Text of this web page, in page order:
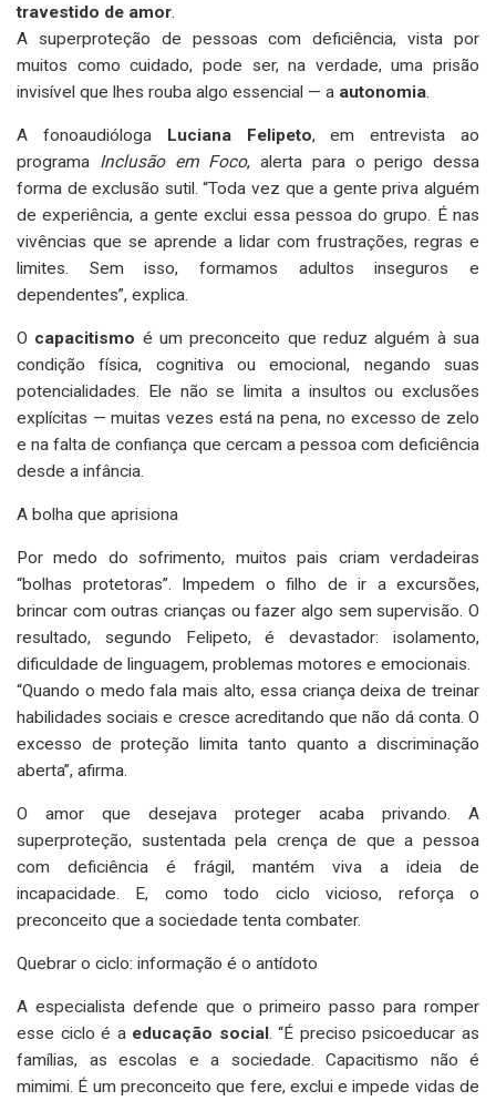
travestido de amor
A superproteção de pessoas com deficiência, vista por
muitos como cuidado, pode ser, na verdade, uma prisão
invisível que lhes rouba algo essencial — a autonomia
A fonoaudióloga Luciana Felipeto, em entrevista ao
programa Inclusão em Foco, alerta para o perigo dessa
forma de exclusão sutil. “Toda vez que a gente priva alguém
de experiência, a gente exclui essa pessoa do grupo. É nas
vivências que se aprende a lidar com frustrações, regras e
limites. Sem isso, formamos adultos inseguros e
dependentes”, explica.
O capacitismo é um preconceito que reduz alguém à sua
condição física, cognitiva ou emocional, negando suas
potencialidades. Ele não se limita a insultos ou exclusões
explícitas — muitas vezes está na pena, no excesso de zelo
e na falta de confiança que cercam a pessoa com deficiência
desde a infância.
A bolha que aprisiona
Por medo do sofrimento, muitos pais criam verdadeiras
“bolhas protetoras”. Impedem o filho de ir a excursões,
brincar com outras crianças ou fazer algo sem supervisão. O
resultado, segundo Felipeto, é devastador: isolamento,
dificuldade de linguagem, problemas motores e emocionais.
“Quando o medo fala mais alto, essa criança deixa de treinar
habilidades sociais e cresce acreditando que não dá conta. O
excesso de proteção limita tanto quanto a discriminação
aberta”, afirma.
O amor que desejava proteger acaba privando. A
superproteção, sustentada pela crença de que a pessoa
com deficiência é frágil, mantém viva a ideia de
incapacidade. E, como todo ciclo vicioso, reforça o
preconceito que a sociedade tenta combater.
Quebrar o ciclo: informação é o antídoto
A especialista defende que o primeiro passo para romper
esse ciclo é a educação social. “É preciso psicoeducar as
famílias, as escolas e a sociedade. Capacitismo não é
mimimi. É um preconceito que fere, exclui e impede vidas de